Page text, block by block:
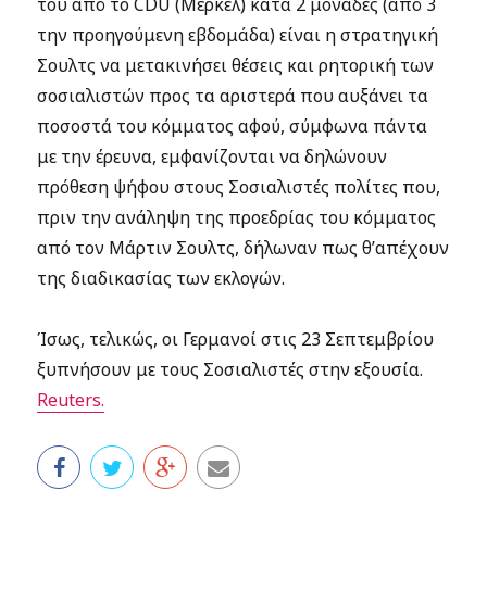
την προηγούμενη εβδομάδα) είναι η στρατηγική
Σουλτς να μετακινήσει θέσεις και ρητορική των
σοσιαλιστών προς τα αριστερά που αυξάνει τα
ποσοστά του κόμματος αφού, σύμφωνα πάντα
με την έρευνα, εμφανίζονται να δηλώνουν
πρόθεση ψήφου στους Σοσιαλιστές πολίτες που,
πριν την ανάληψη της προεδρίας του κόμματος
από τον Μάρτιν Σουλτς, δήλωναν πως θ’απέχουν
της διαδικασίας των εκλογών.
Ίσως, τελικώς, οι Γερμανοί στις 23 Σεπτεμβρίου
ξυπνήσουν με τους Σοσιαλιστές στην εξουσία.
Reuters.